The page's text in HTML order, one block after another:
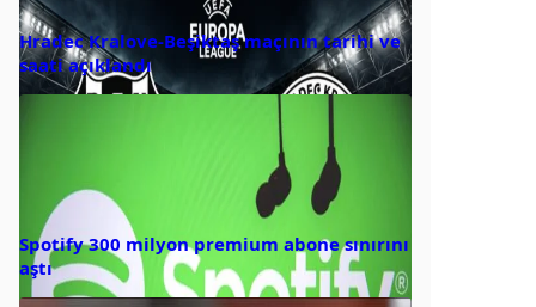
Hradec Kralove-Beşiktaş maçının tarihi ve
saati açıklandı
Spotify 300 milyon premium abone sınırını
aştı